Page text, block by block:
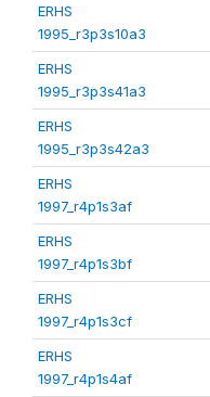
ERHS
1995_r3p3s10a3
ERHS
1995_r3p3s41a3
ERHS
1995_r3p3s42a3
ERHS
1997_r4p1s3af
ERHS
1997_r4p1s3bf
ERHS
1997_r4p1s3cf
ERHS
1997_r4p1s4af